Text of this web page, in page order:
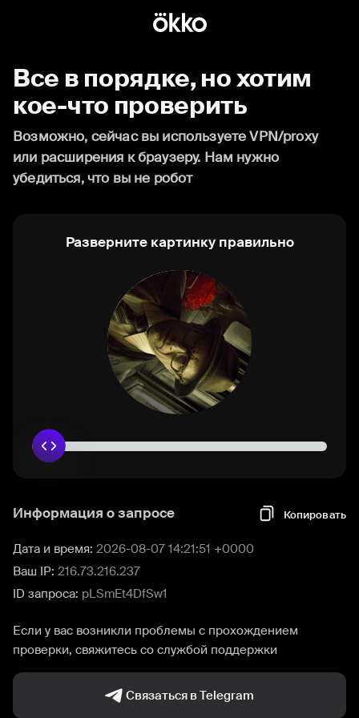
Все в порядке, но хотим
кое-что проверить
Возможно, сейчас вы используете VPN/proxy
или расширения к браузеру. Нам нужно
убедиться, что вы не робот
Разверните картинку правильно
Информация о запросе Копировать
Дата и время: 2026-08-07 14:21:51 +0000
Ваш IP: 216.73.216.237
ID запроса: pLSmEt4DfSw1
Если у вас возникли проблемы с прохождением
проверки, свяжитесь со службой поддержки
Связаться в Telegram